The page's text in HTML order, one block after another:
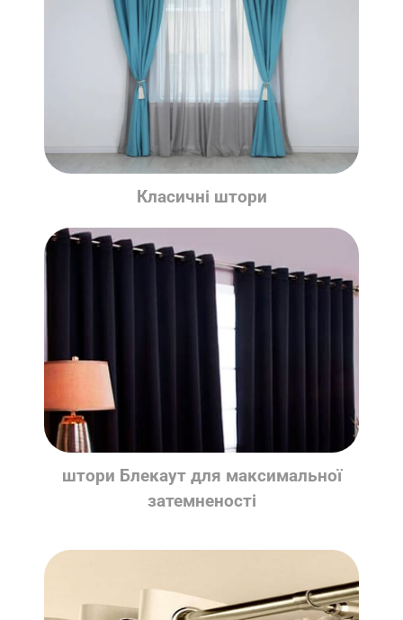
Класичні штори
штори Блекаут для максимальної
затемненості